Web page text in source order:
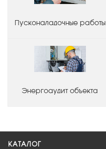
Пусконаладочные работы
Энергоаудит объекта
КАТАЛОГ